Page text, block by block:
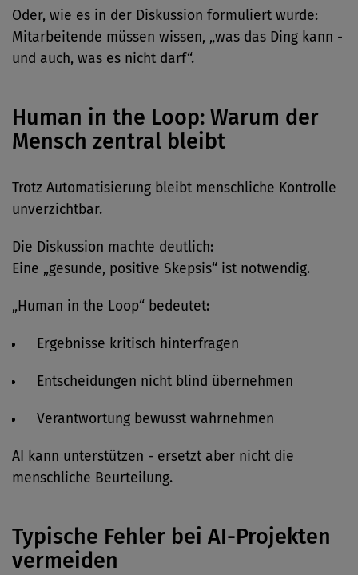
Oder, wie es in der Diskussion formuliert wurde:
Mitarbeitende müssen wissen, „was das Ding kann -
und auch, was es nicht darf“.
Human in the Loop: Warum der
Mensch zentral bleibt
Trotz Automatisierung bleibt menschliche Kontrolle
unverzichtbar.
Die Diskussion machte deutlich:
Eine „gesunde, positive Skepsis“ ist notwendig.
„Human in the Loop“ bedeutet:
Ergebnisse kritisch hinterfragen
Entscheidungen nicht blind übernehmen
Verantwortung bewusst wahrnehmen
AI kann unterstützen - ersetzt aber nicht die
menschliche Beurteilung.
Typische Fehler bei AI-Projekten
vermeiden